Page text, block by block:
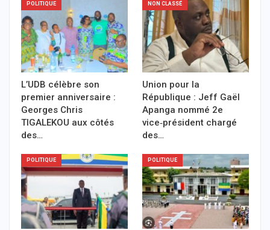
POLITIQUE
L’UDB célèbre son
premier anniversaire :
Georges Chris
TIGALEKOU aux côtés
des…
NON CLASSÉ
Union pour la
République : Jeff Gaël
Apanga nommé 2e
vice‑président chargé
des…
POLITIQUE POLITIQUE